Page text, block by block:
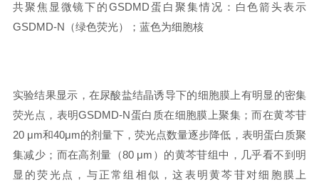
共聚焦显微镜下的GSDMD蛋白聚集情况：白色箭头表示
GSDMD-N（绿色荧光）；蓝色为细胞核
实验结果显示，在尿酸盐结晶诱导下的细胞膜上有明显的密集
荧光点，表明GSDMD-N蛋白质在细胞膜上聚集；而在黄芩苷
20 μm和40μm的剂量下，荧光点数量逐步降低，表明蛋白质聚
集减少；而在高剂量（80 μm）的黄芩苷组中，几乎看不到明
显的荧光点，与正常组相似，这表明黄芩苷对细胞膜上